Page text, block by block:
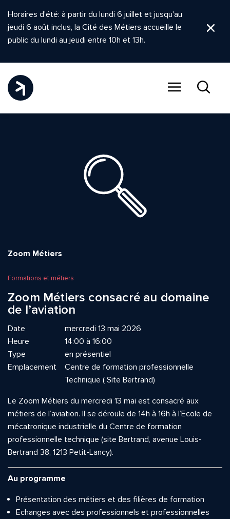
Horaires d'été: à partir du lundi 6 juillet et jusqu'au
jeudi 6 août inclus, la Cité des Métiers accueille le
public du lundi au jeudi entre 10h et 13h.
Zoom Métiers
Formations et métiers
Zoom Métiers consacré au domaine
de l’aviation
Date
mercredi 13 mai 2026
Heure
14:00 à 16:00
Type
en présentiel
Emplacement
Centre de formation professionnelle
Technique ( Site Bertrand)
Le Zoom Métiers du mercredi 13 mai est consacré aux
métiers de l’aviation. Il se déroule de 14h à 16h à l’Ecole de
mécatronique industrielle du Centre de formation
professionnelle technique (site Bertrand, avenue Louis-
Bertrand 38, 1213 Petit-Lancy).
Au programme
Présentation des métiers et des filières de formation
Echanges avec des professionnels et professionnelles